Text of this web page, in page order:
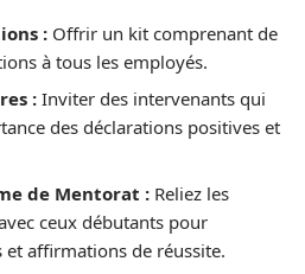
: Offrir un kit comprenant de
à tous les employés.
: Inviter des intervenants qui
des déclarations positives et
de Mentorat : Reliez les
ceux débutants pour
et affirmations de réussite.